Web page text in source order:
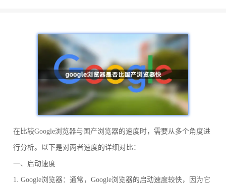
在比较Google浏览器与国产浏览器的速度时，需要从多个角度进
行分析。以下是对两者速度的详细对比：
一、启动速度
1. Google浏览器：通常，Google浏览器的启动速度较快，因为它